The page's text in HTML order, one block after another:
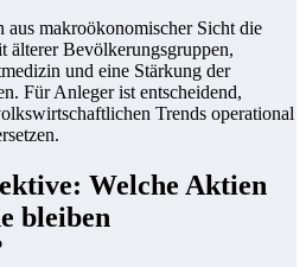
makroökonomischer Sicht die
älterer Bevölkerungsgruppen,
und eine Stärkung der
Für Anleger ist entscheidend,
Trends operational
Welche Aktien
bleiben